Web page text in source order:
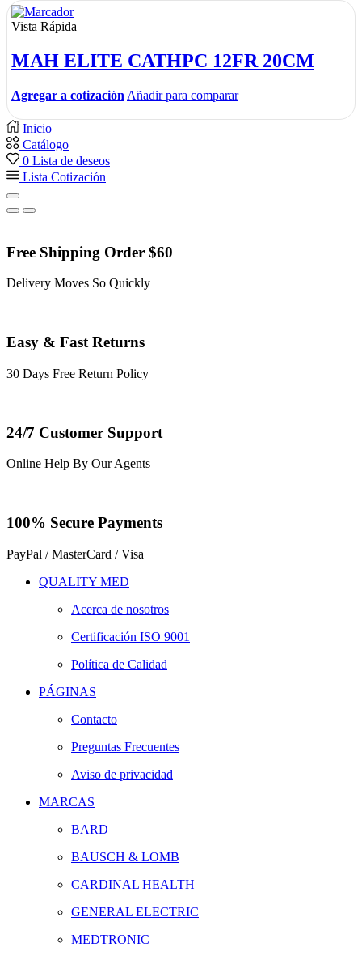
Vista Rápida
MAH ELITE CATHPC 12FR 20CM
Agregar a cotización Añadir para comparar
Inicio
Catálogo
0 Lista de deseos
Lista Cotización
Free Shipping Order $60
Delivery Moves So Quickly
Easy & Fast Returns
30 Days Free Return Policy
24/7 Customer Support
Online Help By Our Agents
100% Secure Payments
PayPal / MasterCard / Visa
QUALITY MED
Acerca de nosotros
Certificación ISO 9001
Política de Calidad
PÁGINAS
Contacto
Preguntas Frecuentes
Aviso de privacidad
MARCAS
BARD
BAUSCH & LOMB
CARDINAL HEALTH
GENERAL ELECTRIC
MEDTRONIC